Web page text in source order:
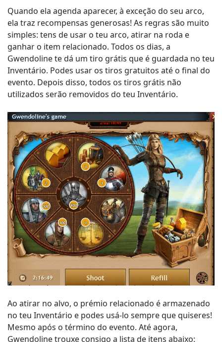
Quando ela agenda aparecer, à exceção do seu arco,
ela traz recompensas generosas! As regras são muito
simples: tens de usar o teu arco, atirar na roda e
ganhar o item relacionado. Todos os dias, a
Gwendoline te dá um tiro grátis que é guardada no teu
Inventário. Podes usar os tiros gratuitos até o final do
evento. Depois disso, todos os tiros grátis não
utilizados serão removidos do teu Inventário.
Ao atirar no alvo, o prémio relacionado é armazenado
no teu Inventário e podes usá-lo sempre que quiseres!
Mesmo após o término do evento. Até agora,
Gwendoline trouxe consigo a lista de itens abaixo: